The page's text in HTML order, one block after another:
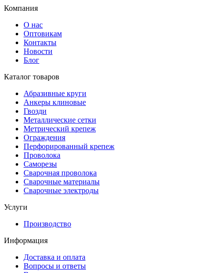
Компания
О нас
Оптовикам
Контакты
Новости
Блог
Каталог товаров
Абразивные круги
Анкеры клиновые
Гвозди
Металлические сетки
Метрический крепеж
Ограждения
Перфорированный крепеж
Проволока
Саморезы
Сварочная проволока
Сварочные материалы
Сварочные электроды
Услуги
Производство
Информация
Доставка и оплата
Вопросы и ответы